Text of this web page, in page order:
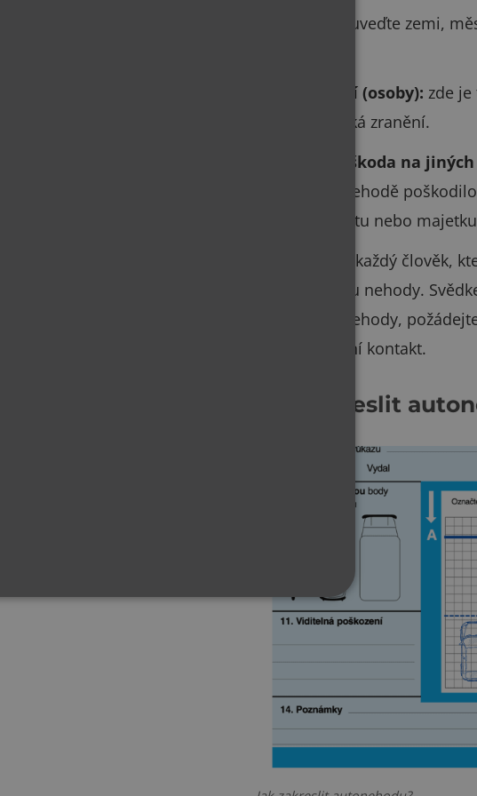
uveďte zemi,
Zranění (osoby): zde
se i lehká zranění.
Věcná škoda na
se při nehodě
předmětu nebo
každý člověk,
průběhu nehody.
místě nehody,
telefonní kontakt.
Jak zakreslit